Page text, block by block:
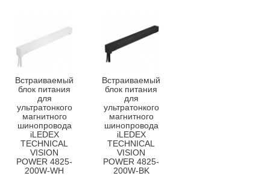
Встраиваемый
блок питания
для
ультратонкого
магнитного
шинопровода
iLEDEX
TECHNICAL
VISION
POWER 4825-
200W-WH
Встраиваемый
блок питания
для
ультратонкого
магнитного
шинопровода
iLEDEX
TECHNICAL
VISION
POWER 4825-
200W-BK